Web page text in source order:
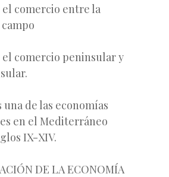
el comercio entre la
el comercio peninsular y
de las economías
en el Mediterráneo
IX-XIV.
DE LA ECONOMÍA